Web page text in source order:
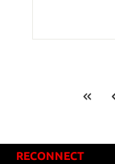
RECONNECT